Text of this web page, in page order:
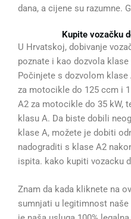
dana, a cijene su razumne.
Kupite vozačku
U Hrvatskoj, dobivanje
poznate i kao dozvola
Počinjete s dozvolom
za motocikle do 125 ccm i
A2 za motocikle do 35 kW,
klasu A. Da biste dobili
klase A, možete je dobiti
nadograditi s klase A2
ispita. kako kupiti vozacku
Znam da kada kliknete na
sumnjati u legitimnost naše